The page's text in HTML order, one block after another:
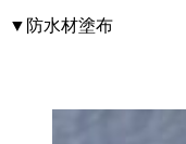
▼防水材塗布